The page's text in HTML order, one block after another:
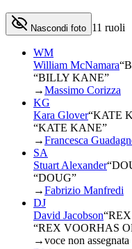
Nascondi foto 11 ruoli
WM
William McNamara“
“BILLY KANE”
→Massimo Corizza
KG
Kara Glover“KATE
“KATE KANE”
→Francesca
SA
Stuart Alexander“
“DOUG”
→Fabrizio Manfredi
DJ
David Jacobson“
“REX VOORHAS
→voce non assegnata